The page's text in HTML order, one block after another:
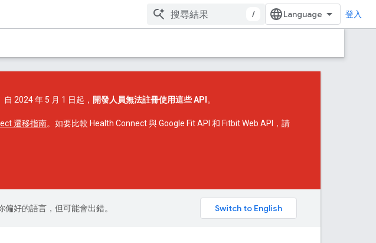
/ 登入
自 2024 年 5 月 1 日起， 開發人員無法註冊使用這些 API 。
遷移指南。如要比較 Health Connect 與 Google Fit API 和 Fitbit Web API，請
好的語言，但可能會出錯。